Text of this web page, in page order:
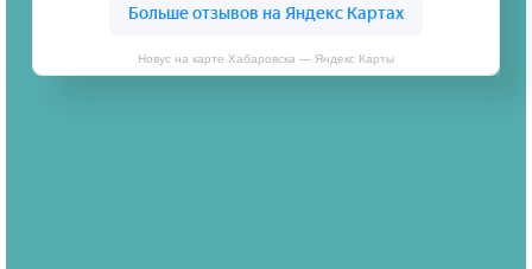
Новус на карте Хабаровска — Яндекс Карты